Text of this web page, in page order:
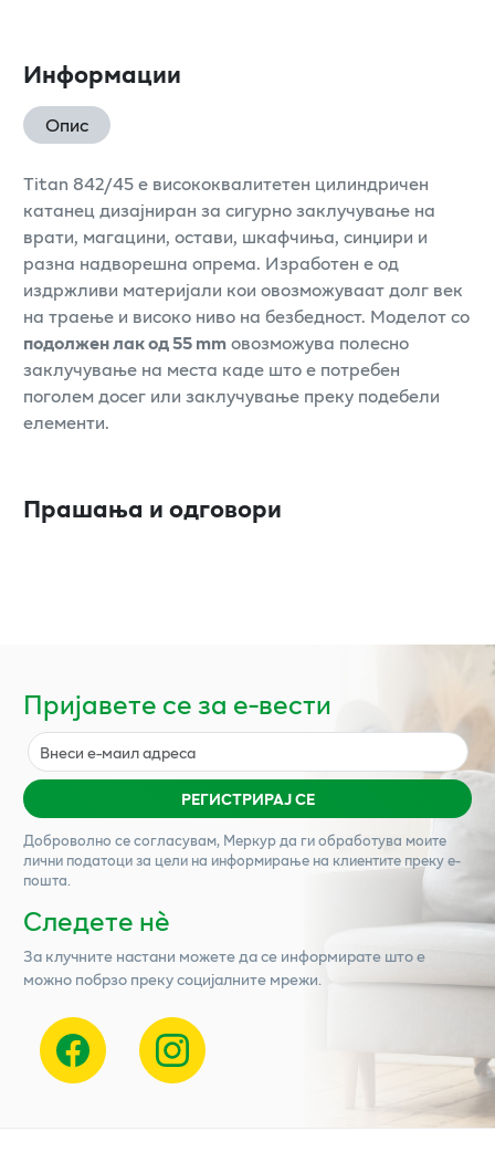
Информации
Опис
Titan 842/45 е висококвалитетен цилиндричен
катанец дизајниран за сигурно заклучување на
врати, магацини, остави, шкафчиња, синџири и
разна надворешна опрема. Изработен е од
издржливи материјали кои овозможуваат долг век
на траење и високо ниво на безбедност. Моделот со
подолжен лак од 55 mmовозможува полесно
заклучување на места каде што е потребен
поголем досег или заклучување преку подебели
елементи.
Прашања и одговори
Пријавете се за е-вести
РЕГИСТРИРАЈ СЕ
Доброволно се согласувам, Меркурда ги обработува моите
лични податоци за цели на информирање на клиентите преку е-
пошта.
Следете нѐ
За клучните настани можете да се информирате што е
можно побрзо преку социјалните мрежи.